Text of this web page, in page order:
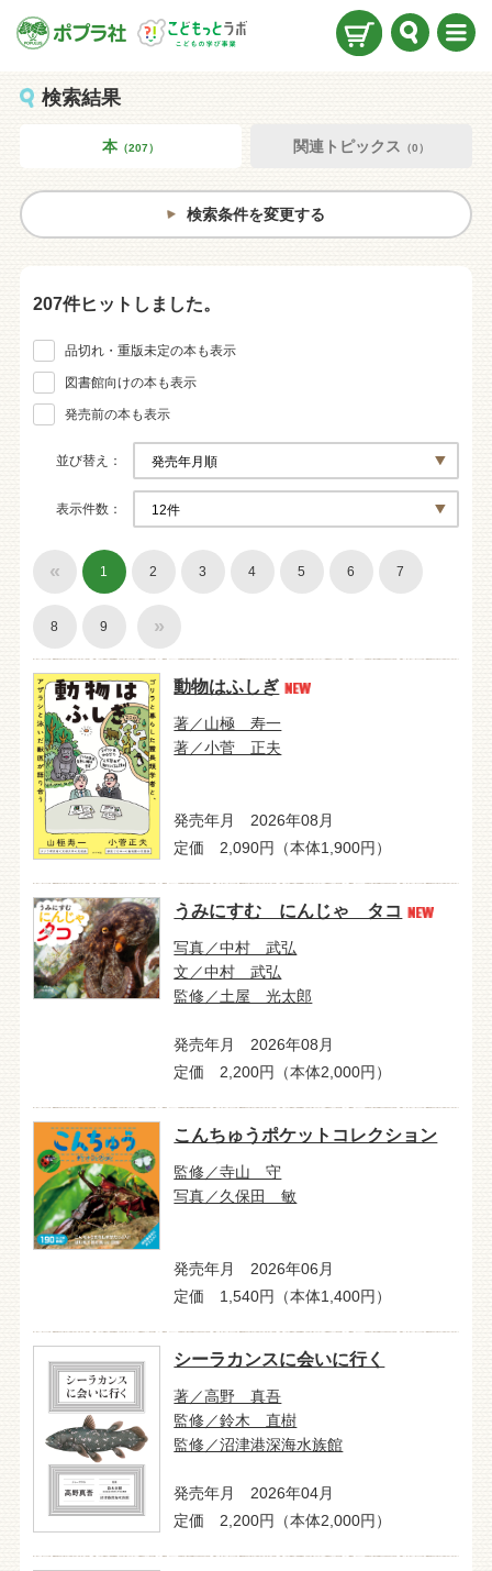
検索結果
本（207） 関連トピックス （0）
検索条件を変更する
207件ヒットしました。
品切れ・重版未定の本も表示
図書館向けの本も表示
発売前の本も表示
並び替え
表示件数
« 1 2 3 4 5 6 7
8 9 »
動物はふしぎ
著／山極 寿一
著／小菅 正夫
発売年月 2026年08月
定価 2,090円（本体1,900円）
うみにすむ にんじゃ タコ
写真／中村 武弘
文／中村 武弘
監修／土屋 光太郎
発売年月 2026年08月
定価 2,200円（本体2,000円）
こんちゅうポケットコレクション
監修／寺山 守
写真／久保田 敏
発売年月 2026年06月
定価 1,540円（本体1,400円）
シーラカンスに会いに行く
著／高野 真吾
監修／鈴木 直樹
監修／沼津港深海水族館
発売年月 2026年04月
定価 2,200円（本体2,000円）